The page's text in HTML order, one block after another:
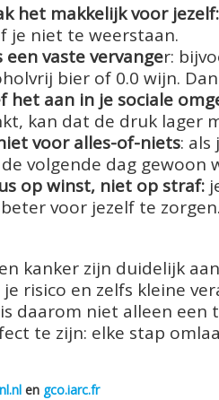
het makkelijk voor jezelf:
je niet te weerstaan.
een vaste vervanger:
bier of 0.0 wijn.
het aan in je sociale
kan dat de druk lager
voor alles-of-niets:
volgende dag gewoon
op winst, niet op straf:
voor jezelf te
kanker zijn duidelijk
risico en zelfs kleine
daarom niet alleen een
te zijn: elke stap
en gco.iarc.fr